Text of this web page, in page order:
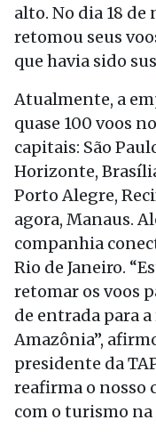
alto. No dia 18
retomou seus
que havia sido
Atualmente, a
quase 100 voos
capitais: São
Horizonte,
Porto Alegre,
agora, Manaus.
companhia
Rio de Janeiro.
retomar os voos
de entrada para
Amazônia”,
presidente da
reafirma o nosso
com o turismo na